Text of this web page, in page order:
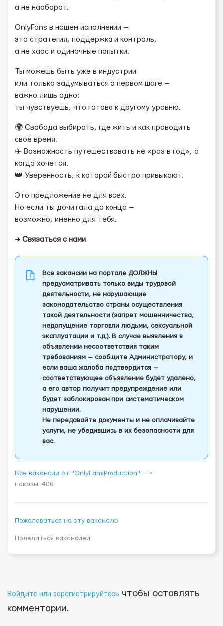
а не наоборот.
OnlyFans в нашем исполнении —
это стратегия, поддержка и контроль,
а не хаос и одиночные попытки.
Ты можешь быть уже в индустрии
или только задумываться о первом шаге —
важно лишь одно:
ты чувствуешь, что готова к другому уровню.
🌍 Свобода выбирать, где жить и как проводить
своё время.
✈️ Возможность путешествовать не «раз в год», а
когда хочется.
👑 Уверенность, к которой быстро привыкают.
Это предложение не для всех.
Но если ты дочитала до конца —
возможно, именно для тебя.
→ Связаться с нами
Все вакансии на портале ДОЛЖНЫ
предусматривать только виды трудовой
деятельности, не нарушающие
законодательство страны осуществления
такой деятельности (запрет мошенничества,
недопущение торговли людьми, сексуальной
эксплуатации и т.д.). В случае выявления в
объявлении несоответствия таким
требованиям — сообщите Администратору, и
если ваша жалоба подтвердится —
соответствующее объявление будет удалено,
а его автор получит предупреждение или
будет заблокирован при систематическом
нарушении.
Не передавайте документы и не оплачивайте
услуги, не убедившись в их безопасности для
вас.
Все вакансии от "OnlyFansProduction" ⟶
показы: 406
Пожаловаться на эту вакансию
Поделиться вакансией:
Войдите или зарегистрируйтесь чтобы оставлять
комментарии.